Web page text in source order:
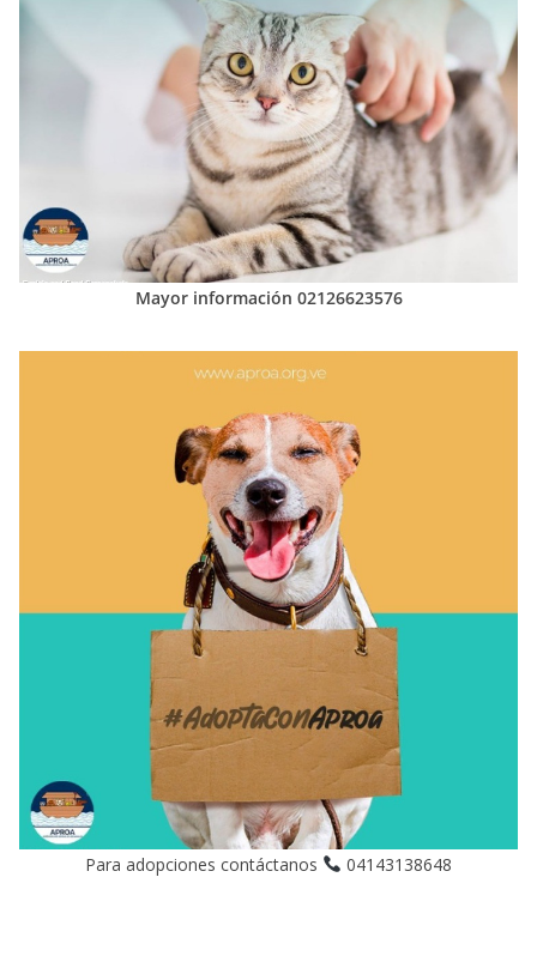
Mayor información 02126623576
Para adopciones contáctanos 04143138648